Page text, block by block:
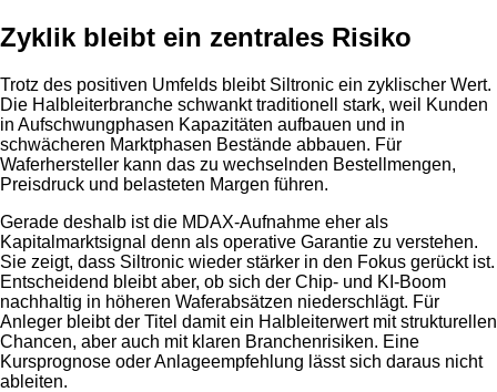
Zyklik bleibt ein zentrales Risiko
Trotz des positiven Umfelds bleibt Siltronic ein zyklischer Wert.
Die Halbleiterbranche schwankt traditionell stark, weil Kunden
in Aufschwungphasen Kapazitäten aufbauen und in
schwächeren Marktphasen Bestände abbauen. Für
Waferhersteller kann das zu wechselnden Bestellmengen,
Preisdruck und belasteten Margen führen.
Gerade deshalb ist die MDAX-Aufnahme eher als
Kapitalmarktsignal denn als operative Garantie zu verstehen.
Sie zeigt, dass Siltronic wieder stärker in den Fokus gerückt ist.
Entscheidend bleibt aber, ob sich der Chip- und KI-Boom
nachhaltig in höheren Waferabsätzen niederschlägt. Für
Anleger bleibt der Titel damit ein Halbleiterwert mit strukturellen
Chancen, aber auch mit klaren Branchenrisiken. Eine
Kursprognose oder Anlageempfehlung lässt sich daraus nicht
ableiten.